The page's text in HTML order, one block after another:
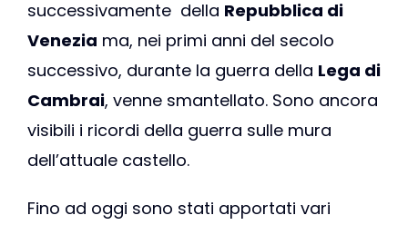
successivamente della Repubblica di
Venezia ma, nei primi anni del secolo
successivo, durante la guerra della Lega di
Cambrai, venne smantellato. Sono ancora
visibili i ricordi della guerra sulle mura
dell’attuale castello.
Fino ad oggi sono stati apportati vari